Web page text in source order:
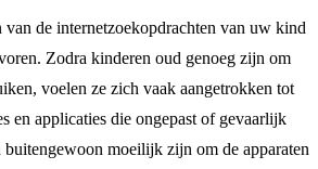
de internetzoekopdrachten van uw kind
Zodra kinderen oud genoeg zijn om
voelen ze zich vaak aangetrokken tot
en applicaties die ongepast of gevaarlijk
moeilijk zijn om de apparaten